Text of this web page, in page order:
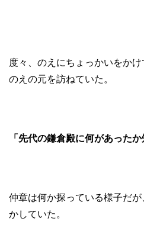
度々、のえにちょっかいをか
のえの元を訪ねていた。
「先代の鎌倉殿に何があったか
仲章は何か探っている様子だ
かしていた。